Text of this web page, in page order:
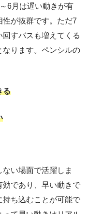
6月は遅い動きが有
が抜群です。ただ7
すバスも増えてくる
ります。ペンシルの
る
い場面で活躍しま
であり、早い動きで
ち込むことが可能で